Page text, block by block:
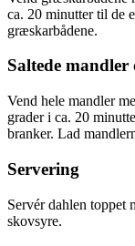
ca. 20 minutter til de
græskarbådene.
Saltede mandler
Vend hele mandler
grader i ca. 20
branker. Lad
Servering
Servér dahlen toppet
skovsyre.